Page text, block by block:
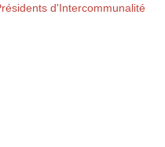
d'Intercommunalité